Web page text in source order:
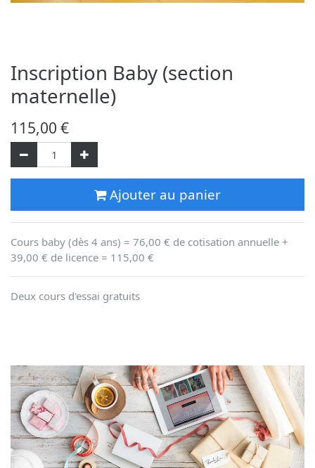
Inscription Baby (section
maternelle)
115,00 €
Ajouter au panier
Cours baby (dès 4 ans) = 76,00 € de cotisation annuelle +
39,00 € de licence = 115,00 €
Deux cours d'essai gratuits